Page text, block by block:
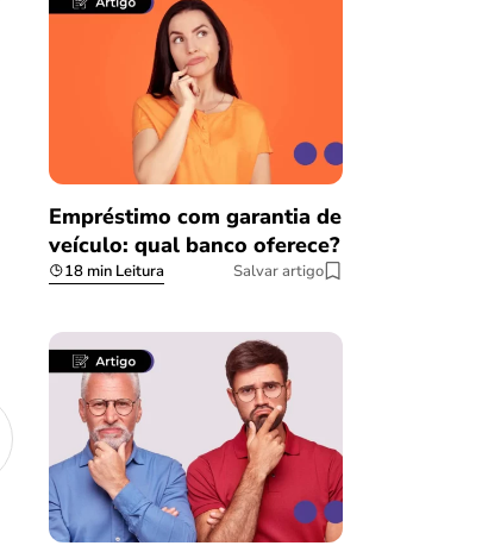
Empréstimo com garantia de
veículo: qual banco oferece?
18 min Leitura Salvar artigo